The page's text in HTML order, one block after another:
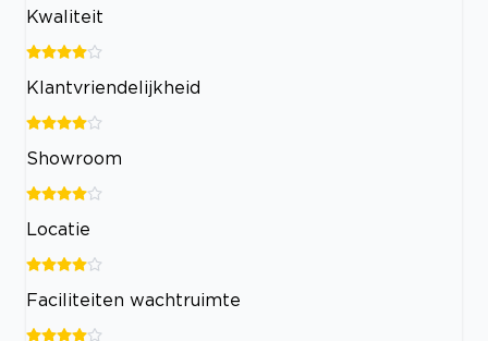
Kwaliteit
Klantvriendelijkheid
Showroom
Locatie
Faciliteiten wachtruimte